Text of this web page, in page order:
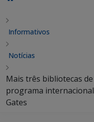
Informativos
Notícias
Mais três bibliotecas
programa
Gates